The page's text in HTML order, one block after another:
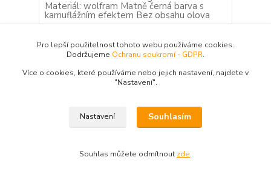
Materiál: wolfram Matně černá barva s
kamuflážním efektem Bez obsahu olova
182,64 Kč bez DPH
Přidat do košíku
Pro lepší použitelnost tohoto webu používáme cookies.
Dodržujeme Ochranu soukromí - GDPR.
Více o cookies, které používáme nebo jejich nastavení, najdete v
"Nastavení".
Nastavení Souhlasím
Souhlas můžete odmítnout zde.